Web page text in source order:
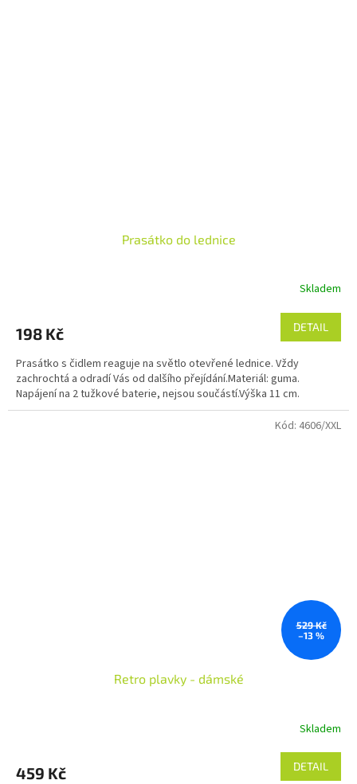
Prasátko do lednice
Skladem
198 Kč DETAIL
Prasátko s čidlem reaguje na světlo otevřené lednice. Vždy
zachrochtá a odradí Vás od dalšího přejídání.Materiál: guma.
Napájení na 2 tužkové baterie, nejsou součástí.Výška 11 cm.
529 Kč
–13 %
Retro plavky - dámské
Skladem
459 Kč DETAIL
Kód: 4606/XXL